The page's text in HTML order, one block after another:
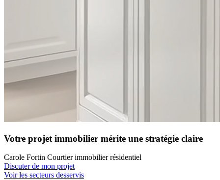
Votre projet immobilier mérite une stratégie claire
Carole Fortin Courtier immobilier résidentiel
Discuter de mon projet
Voir les secteurs desservis